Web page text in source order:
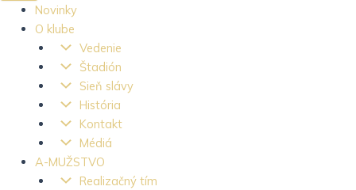
Novinky
O klube
Vedenie
Štadión
Sieň slávy
História
Kontakt
Médiá
A-MUŽSTVO
Realizačný tím